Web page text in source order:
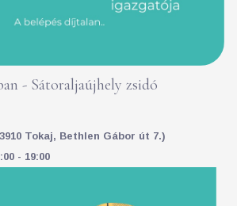
- Sátoraljaújhely zsidó
Tokaj, Bethlen Gábor út 7.)
- 19:00